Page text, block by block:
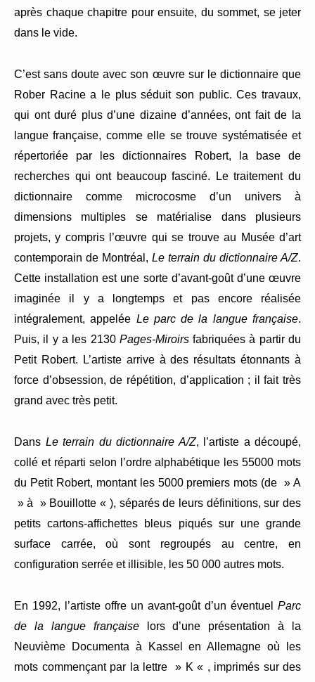
après chaque chapitre pour ensuite, du sommet, se jeter
dans le vide.
C’est sans doute avec son œuvre sur le dictionnaire que
Rober Racine a le plus séduit son public. Ces travaux,
qui ont duré plus d’une dizaine d’années, ont fait de la
langue française, comme elle se trouve systématisée et
répertoriée par les dictionnaires Robert, la base de
recherches qui ont beaucoup fasciné. Le traitement du
dictionnaire comme microcosme d’un univers à
dimensions multiples se matérialise dans plusieurs
projets, y compris l’œuvre qui se trouve au Musée d’art
contemporain de Montréal, Le terrain du dictionnaire A/Z.
Cette installation est une sorte d’avant-goût d’une œuvre
imaginée il y a longtemps et pas encore réalisée
intégralement, appelée Le parc de la langue française.
Puis, il y a les 2130 Pages-Miroirsfabriquées à partir du
Petit Robert. L’artiste arrive à des résultats étonnants à
force d’obsession, de répétition, d’application ; il fait très
grand avec très petit.
Dans Le terrain du dictionnaire A/Z, l’artiste a découpé,
collé et réparti selon l’ordre alphabétique les 55000 mots
du Petit Robert, montant les 5000 premiers mots (de » A
» à » Bouillotte « ), séparés de leurs définitions, sur des
petits cartons-affichettes bleus piqués sur une grande
surface carrée, où sont regroupés au centre, en
configuration serrée et illisible, les 50 000 autres mots.
En 1992, l’artiste offre un avant-goût d’un éventuel Parc
de la langue françaiselors d’une présentation à la
Neuvième Documenta à Kassel en Allemagne où les
mots commençant par la lettre » K « , imprimés sur des